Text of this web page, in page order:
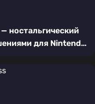
ностальгический
для Nintendo